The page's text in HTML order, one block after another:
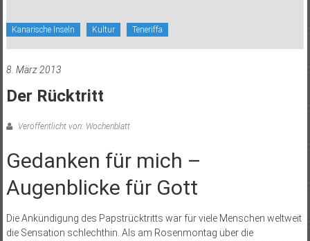
Kanarische Inseln Kultur Teneriffa
8. März 2013
Der Rücktritt
Veröffentlicht von: Wochenblatt
Gedanken für mich ­–
Augenblicke für Gott
Die Ankündigung des Papstrücktritts war für viele Menschen weltweit
die Sensation schlechthin. Als am Rosenmontag über die